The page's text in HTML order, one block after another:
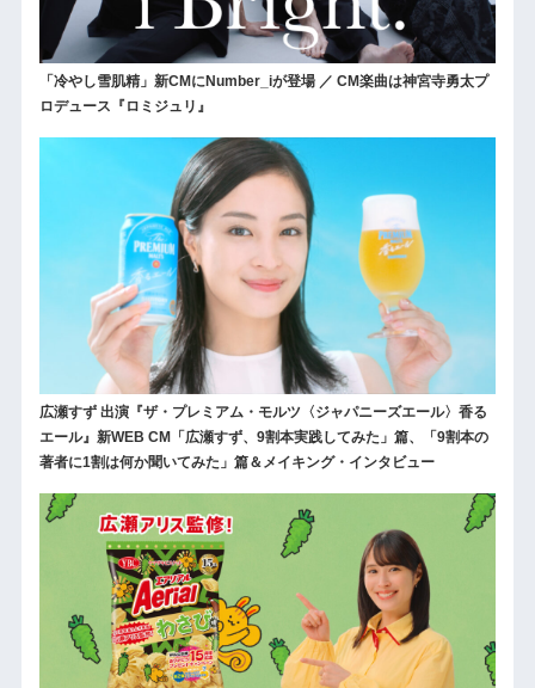
「冷やし雪肌精」新CMにNumber_iが登場 ／ CM楽曲は神宮寺勇太プ
ロデュース『ロミジュリ』
広瀬すず 出演『ザ・プレミアム・モルツ〈ジャパニーズエール〉香る
エール』新WEB CM「広瀬すず、9割本実践してみた」篇、「9割本の
著者に1割は何か聞いてみた」篇＆メイキング・インタビュー